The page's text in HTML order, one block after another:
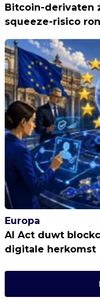
Bitcoin-derivaten
squeeze-risico
Europa
AI Act duwt
digitale herkomst